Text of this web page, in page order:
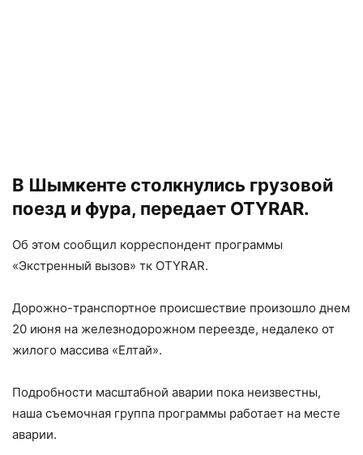
В Шымкенте столкнул­ись грузовой
поезд и фура, передает OTYRAR.
Об этом сообщил корреспондент программы
«Экстренный вызов» тк OTYRAR.
Дорожно-транс­портное происшествие произошло днем
20 июня на железнодорожн­ом переезде, недалеко от
жилого массива «Елтай».
Подробн­ости масштабной авар­ии пока неизвестны,
наша съемочная группа про­граммы работает на месте
аварии.